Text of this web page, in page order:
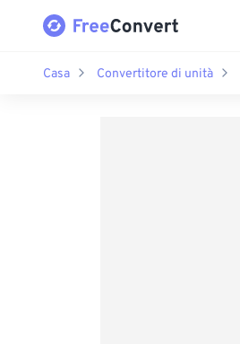
Casa Convertitore di unità